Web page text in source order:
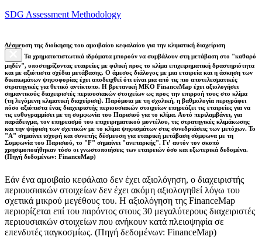
SDG Assessment Methodology
Δέσμευση της διοίκησης του αμοιβαίου κεφαλαίου για την κλιματική διαχείριση
Τα χρηματοπιστωτικά ιδρύματα μπορούν να συμβάλουν στη μετάβαση στο "καθαρό
μηδέν", υποστηρίζοντας εταιρείες με φιλική προς το κλίμα επιχειρηματική δραστηριότητα
και με αξιόπιστα σχέδια μετάβασης. Ο άμεσος διάλογος με μια εταιρεία και η άσκηση των
δικαιωμάτων ψηφοφορίας έχει αποδειχθεί ότι είναι μια από τις πιο αποτελεσματικές
στρατηγικές για θετικό αντίκτυπο. Η βρετανική ΜΚΟ FinanceMap έχει αξιολογήσει
σημαντικούς διαχειριστές περιουσιακών στοιχείων ως προς την επιρροή τους στο κλίμα
(τη λεγόμενη κλιματική διαχείριση). Παρόμοια με τη σχολική, η βαθμολογία περιγράφει
πόσο αξιόπιστα ένας διαχειριστής περιουσιακών στοιχείων επηρεάζει τις εταιρείες για να
τις ευθυγραμμίσει με τη συμφωνία του Παρισιού για το κλίμα. Αυτό περιλαμβάνει, για
παράδειγμα, τον επηρεασμό του επιχειρηματικού μοντέλου, τις στρατηγικές κλιμάκωσης
και την ψήφιση των σχετικών με το κλίμα ψηφισμάτων στις συνεδριάσεις των μετόχων. Το
"Α" σημαίνει ισχυρή και συνεπής δέσμευση για εταιρική μετάβαση σύμφωνα με τη
Συμφωνία του Παρισιού, το "F" σημαίνει "ανεπαρκής". Γι’ αυτόν τον σκοπό
χρησιμοποιήθηκαν τόσο οι γνωστοποιήσεις των εταιρειών όσο και εξωτερικά δεδομένα.
(Πηγή δεδομένων: FinanceMap)
Εάν ένα αμοιβαίο κεφάλαιο δεν έχει αξιολόγηση, ο διαχειριστής
περιουσιακών στοιχείων δεν έχει ακόμη αξιολογηθεί λόγω του
σχετικά μικρού μεγέθους του. Η αξιολόγηση της FinanceMap
περιορίζεται επί του παρόντος στους 30 μεγαλύτερους διαχειριστές
περιουσιακών στοιχείων που ανήκουν κατά πλειοψηφία σε
επενδυτές παγκοσμίως. (Πηγή δεδομένων: FinanceMap)